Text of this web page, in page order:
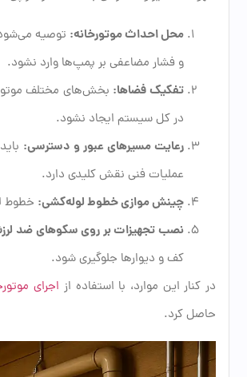
محل احداث موتورخانه: توصیه می‌شود
و فشار مضاعفی بر پمپ‌ها وارد نشود.
تفکیک فضاها: بخش‌های مختلف
در کل سیستم ایجاد نشود.
رعایت مسیرهای عبور و دسترسی:
عملیات فنی نقش کلیدی دارد.
چینش موازی خطوط لوله‌کشی: خطوط
نصب تجهیزات بر روی سکوهای ضد
کف و دیوارها جلوگیری شود.
در کنار این موارد، با استفاده از اجرای
حاصل کرد.